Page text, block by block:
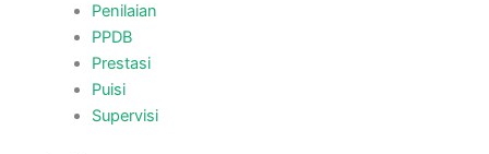
Penilaian
PPDB
Prestasi
Puisi
Supervisi